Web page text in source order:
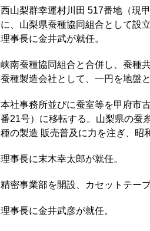
西山梨群幸運村川田 517番地（現
に、山梨県蚕種協同組合として設立
理事長に金井武が就任。
峡南蚕種協同組合と合併し、蚕種
蚕種製造会社として、一円を地盤と
本社事務所並びに蚕室等を甲府市
番21号）に移転する。山梨県の蚕
種の製造 販売普及に力を注ぎ、昭
理事長に末木幸太郎が就任。
精密事業部を開設、カセットテー
理事長に金井武彦が就任。